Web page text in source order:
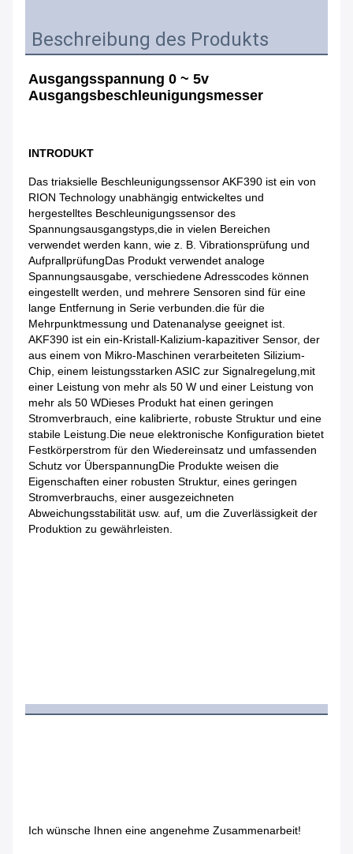
Beschreibung des Produkts
Ausgangsspannung 0 ~ 5v
Ausgangsbeschleunigungsmesser
INTRODUKT
Das triaksielle Beschleunigungssensor AKF390 ist ein von
RION Technology unabhängig entwickeltes und
hergestelltes Beschleunigungssensor des
Spannungsausgangstyps,die in vielen Bereichen
verwendet werden kann, wie z. B. Vibrationsprüfung und
AufprallprüfungDas Produkt verwendet analoge
Spannungsausgabe, verschiedene Adresscodes können
eingestellt werden, und mehrere Sensoren sind für eine
lange Entfernung in Serie verbunden.die für die
Mehrpunktmessung und Datenanalyse geeignet ist.
AKF390 ist ein ein-Kristall-Kalizium-kapazitiver Sensor, der
aus einem von Mikro-Maschinen verarbeiteten Silizium-
Chip, einem leistungsstarken ASIC zur Signalregelung,mit
einer Leistung von mehr als 50 W und einer Leistung von
mehr als 50 WDieses Produkt hat einen geringen
Stromverbrauch, eine kalibrierte, robuste Struktur und eine
stabile Leistung.Die neue elektronische Konfiguration bietet
Festkörperstrom für den Wiedereinsatz und umfassenden
Schutz vor ÜberspannungDie Produkte weisen die
Eigenschaften einer robusten Struktur, eines geringen
Stromverbrauchs, einer ausgezeichneten
Abweichungsstabilität usw. auf, um die Zuverlässigkeit der
Produktion zu gewährleisten.
Ich wünsche Ihnen eine angenehme Zusammenarbeit!